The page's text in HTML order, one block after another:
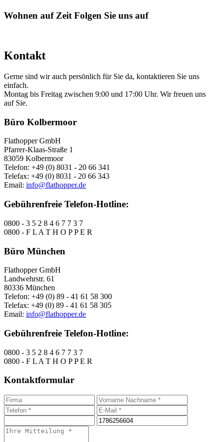
Wohnen auf ZeitFolgen Sie uns auf
Kontakt
Gerne sind wir auch persönlich für Sie da, kontaktieren Sie uns
einfach.
Montag bis Freitag zwischen 9:00 und 17:00 Uhr. Wir freuen uns
auf Sie.
Büro Kolbermoor
Flathopper GmbH
Pfarrer-Klaas-Straße 1
83059 Kolbermoor
Telefon: +49 (0) 8031 - 20 66 341
Telefax: +49 (0) 8031 - 20 66 343
Email: info@flathopper.de
Gebührenfreie Telefon-Hotline:
0800 - 3 5 2 8 4 6 7 7 3 7
0800 - F L A T H O P P E R
Büro München
Flathopper GmbH
Landwehrstr. 61
80336 München
Telefon: +49 (0) 89 - 41 61 58 300
Telefax: +49 (0) 89 - 41 61 58 305
Email: info@flathopper.de
Gebührenfreie Telefon-Hotline:
0800 - 3 5 2 8 4 6 7 7 3 7
0800 - F L A T H O P P E R
Kontaktformular